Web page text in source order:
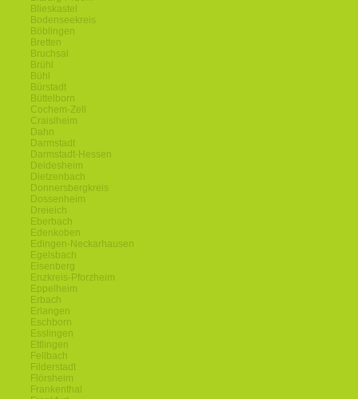
Blieskastel
Bodenseekreis
Böblingen
Bretten
Bruchsal
Brühl
Bühl
Bürstadt
Büttelborn
Cochem-Zell
Craislheim
Dahn
Darmstadt
Darmstadt-Hessen
Deidesheim
Dietzenbach
Donnersbergkreis
Dossenheim
Dreieich
Eberbach
Edenkoben
Edingen-Neckarhausen
Egelsbach
Eisenberg
Enzkreis-Pforzheim
Eppelheim
Erbach
Erlangen
Eschborn
Esslingen
Ettlingen
Fellbach
Filderstadt
Flörsheim
Frankenthal